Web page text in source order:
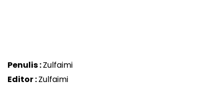
Penulis :Zulfaimi
Editor :Zulfaimi